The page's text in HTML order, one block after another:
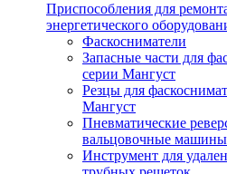
Приспособления для
энергетического
Фаскосниматели
Запасные части для
серии Мангуст
Резцы для
Мангуст
Пневматические
вальцовочные машины
Инструмент для